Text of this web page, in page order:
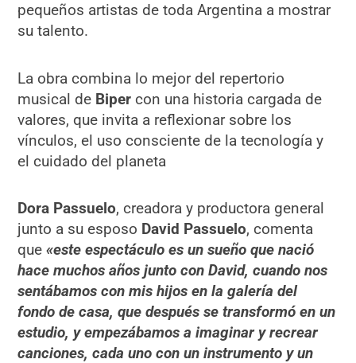
pequeños artistas de toda Argentina a mostrar
su talento.
La obra combina lo mejor del repertorio
musical de Biper con una historia cargada de
valores, que invita a reflexionar sobre los
vínculos, el uso consciente de la tecnología y
el cuidado del planeta
Dora Passuelo, creadora y productora general
junto a su esposo David Passuelo, comenta
que«este espectáculo es un sueño que nació
hace muchos años junto con David, cuando nos
sentábamos con mis hijos en la galería del
fondo de casa, que después se transformó en un
estudio, y empezábamos a imaginar y recrear
canciones, cada uno con un instrumento y un